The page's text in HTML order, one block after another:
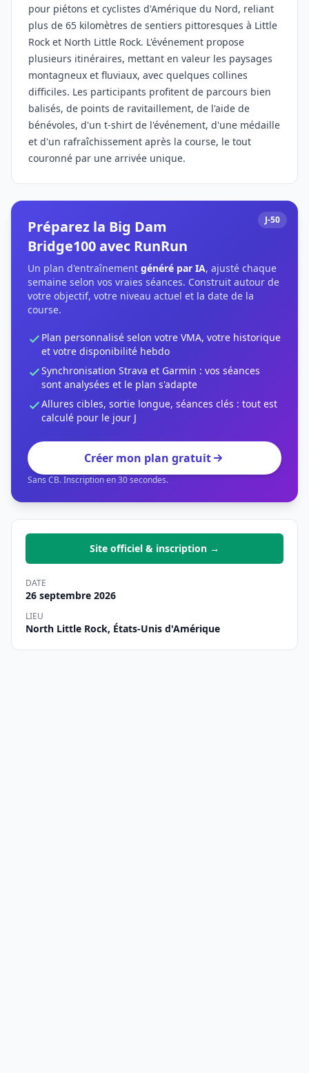
pour piétons et cyclistes d'Amérique du Nord, reliant
plus de 65 kilomètres de sentiers pittoresques à Little
Rock et North Little Rock. L'événement propose
plusieurs itinéraires, mettant en valeur les paysages
montagneux et fluviaux, avec quelques collines
difficiles. Les participants profitent de parcours bien
balisés, de points de ravitaillement, de l'aide de
bénévoles, d'un t-shirt de l'événement, d'une médaille
et d'un rafraîchissement après la course, le tout
couronné par une arrivée unique.
J-50
Préparez la Big Dam
Bridge100 avec RunRun
Un plan d'entraînement généré par IA, ajusté chaque
semaine selon vos vraies séances. Construit autour de
votre objectif, votre niveau actuel et la date de la
course.
Plan personnalisé selon votre VMA, votre historique
et votre disponibilité hebdo
Synchronisation Strava et Garmin : vos séances
sont analysées et le plan s'adapte
Allures cibles, sortie longue, séances clés : tout est
calculé pour le jour J
Créer mon plan gratuit
Sans CB. Inscription en 30 secondes.
Site officiel & inscription →
DATE
26 septembre 2026
LIEU
North Little Rock, États-Unis d'Amérique